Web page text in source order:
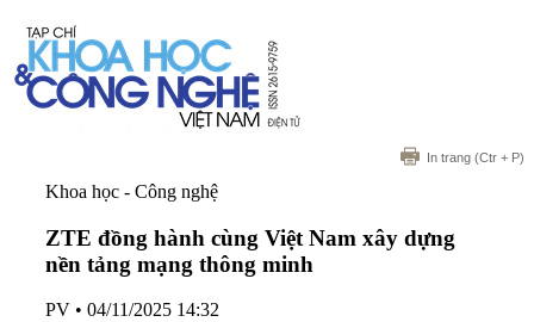
In trang (Ctr + P)
Khoa học - Công nghệ
ZTE đồng hành cùng Việt Nam xây dựng
nền tảng mạng thông minh
PV • 04/11/2025 14:32